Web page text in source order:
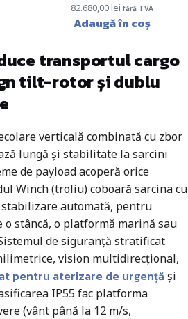
82.680,00lei fără TVA
Adaugă în coș
transportul cargo
tilt-rotor și dublu
verticală combinată cu zbor
lungă și stabilitate la sarcini
de payload acoperă orice
Winch (troliu) coboară sarcina cu
automată, pentru
stâncă, o platformă marină sau
de siguranță stratificat
vision multidirecțional,
pentru aterizare de urgență și
IP55 fac platforma
(vânt până la 12 m/s,